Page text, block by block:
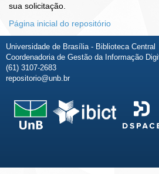
sua solicitação.
Página inicial do repositório
Universidade de Brasília - Biblioteca Central
Coordenadoria de Gestão da Informação
(61) 3107-2683
repositorio@unb.br